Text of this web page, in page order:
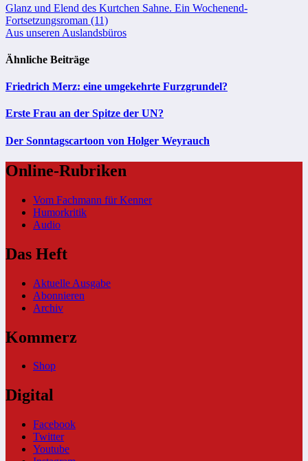
Beitragsnavigation
Glanz und Elend des Kurtchen Sahne. Ein Wochenend-
Fortsetzungsroman (11)
Aus unseren Auslandsbüros
Ähnliche Beiträge
Friedrich Merz: eine umgekehrte Furzgrundel?
Erste Frau an der Spitze der UN?
Der Sonntagscartoon von Holger Weyrauch
Online-Rubriken
Vom Fachmann für Kenner
Humorkritik
Audio
Das Heft
Aktuelle Ausgabe
Abonnieren
Archiv
Kommerz
Shop
Digital
Facebook
Twitter
Youtube